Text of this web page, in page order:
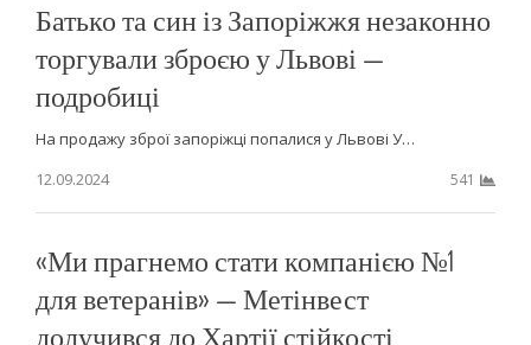
Батько та син із Запоріжжя незаконно
торгували зброєю у Львові —
подробиці
На продажу зброї запоріжці попалися у Львові У…
12.09.2024
541
«Ми прагнемо стати компанією №1
для ветеранів» — Метінвест
долучився до Хартії стійкості